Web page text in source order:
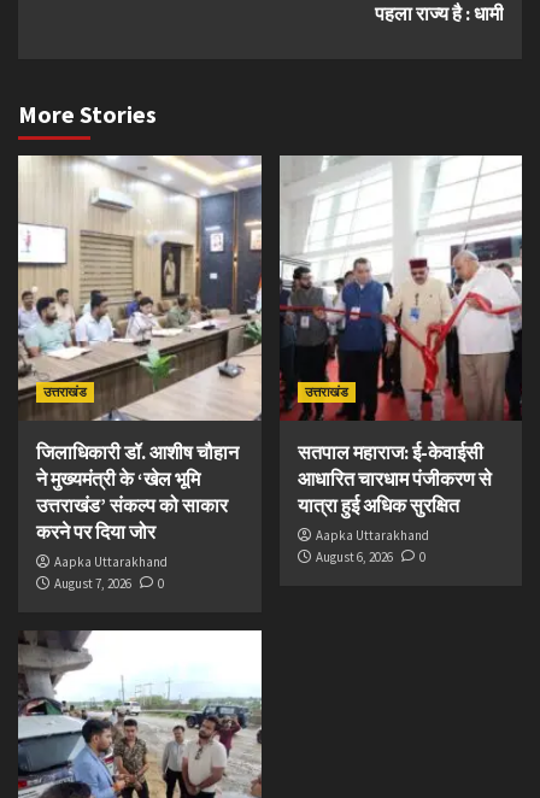
पहला राज्य है : धामी
More Stories
उत्तराखंड
जिलाधिकारी डॉ. आशीष चौहान
ने मुख्यमंत्री के ‘खेल भूमि
उत्तराखंड’ संकल्प को साकार
करने पर दिया जोर
Aapka Uttarakhand
August 7, 2026
0
उत्तराखंड
सतपाल महाराज: ई-केवाईसी
आधारित चारधाम पंजीकरण से
यात्रा हुई अधिक सुरक्षित
Aapka Uttarakhand
August 6, 2026
0